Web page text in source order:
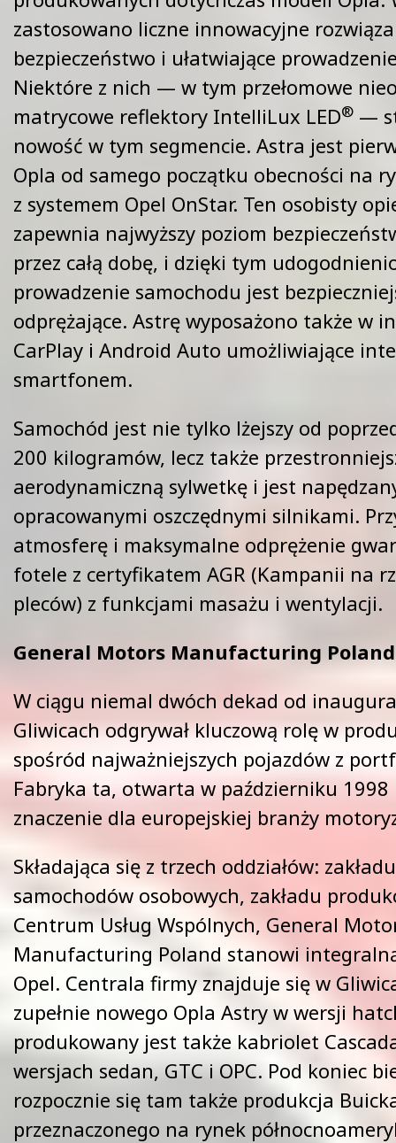
zastosowano liczne innowacyjne
bezpieczeństwo i ułatwiające
Niektóre z nich — w tym przełomowe
matrycowe reflektory IntelliLux LED® —
nowość w tym segmencie. Astra jest
Opla od samego początku obecności na
z systemem Opel OnStar. Ten osobisty
zapewnia najwyższy poziom
przez całą dobę, i dzięki tym
prowadzenie samochodu jest
odprężające. Astrę wyposażono także w
CarPlay i Android Auto umożliwiające
smartfonem.
Samochód jest nie tylko lżejszy od
200 kilogramów, lecz także
aerodynamiczną sylwetkę i jest
opracowanymi oszczędnymi silnikami.
atmosferę i maksymalne odprężenie
fotele z certyfikatem AGR (Kampanii na
pleców) z funkcjami masażu i wentylacji.
General Motors Manufacturing
W ciągu niemal dwóch dekad od
Gliwicach odgrywał kluczową rolę w
spośród najważniejszych pojazdów z
Fabryka ta, otwarta w październiku 1998
znaczenie dla europejskiej branży
Składająca się z trzech oddziałów:
samochodów osobowych, zakładu
Centrum Usług Wspólnych, General
Manufacturing Poland stanowi
Opel. Centrala firmy znajduje się w
zupełnie nowego Opla Astry w wersji
produkowany jest także kabriolet
wersjach sedan, GTC i OPC. Pod koniec
rozpocznie się tam także produkcja
przeznaczonego na rynek